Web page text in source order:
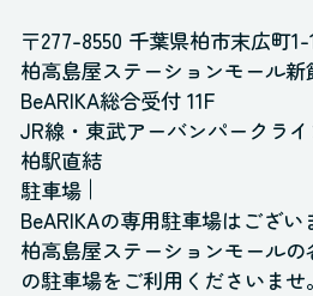
〒277-8550 千葉県柏市末広町1-
柏高島屋ステーションモール新
BeARIKA総合受付 11F
JR線・東武アーバンパークライ
柏駅直結
駐車場
BeARIKAの専用駐車場はござい
柏高島屋ステーションモールの
の駐車場をご利用くださいませ。